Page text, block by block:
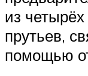
из
прутьев,
помощью